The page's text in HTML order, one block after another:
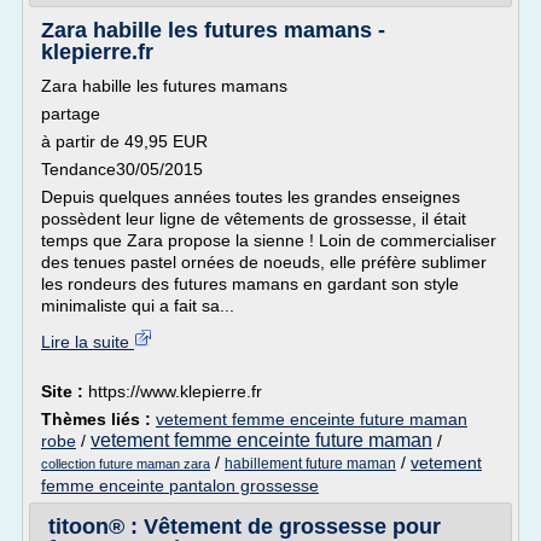
Zara habille les futures mamans -
klepierre.fr
Zara habille les futures mamans
partage
à partir de 49,95 EUR
Tendance30/05/2015
Depuis quelques années toutes les grandes enseignes
possèdent leur ligne de vêtements de grossesse, il était
temps que Zara propose la sienne ! Loin de commercialiser
des tenues pastel ornées de noeuds, elle préfère sublimer
les rondeurs des futures mamans en gardant son style
minimaliste qui a fait sa...
Lire la suite
Site : https://www.klepierre.fr
Thèmes liés : vetement femme enceinte future maman
robe / vetement femme enceinte future maman /
collection future maman zara / habillement future maman / vetement
femme enceinte pantalon grossesse
titoon® : Vêtement de grossesse pour